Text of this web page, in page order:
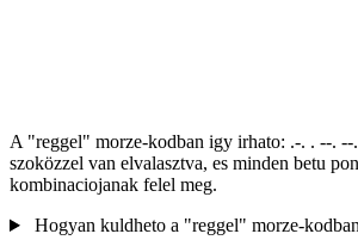
A "reggel" morze-kodban igy irhato: .-. . --. --
szoközzel van elvalasztva, es minden betu
kombinaciojanak felel meg.
Hogyan kuldheto a "reggel" morze-